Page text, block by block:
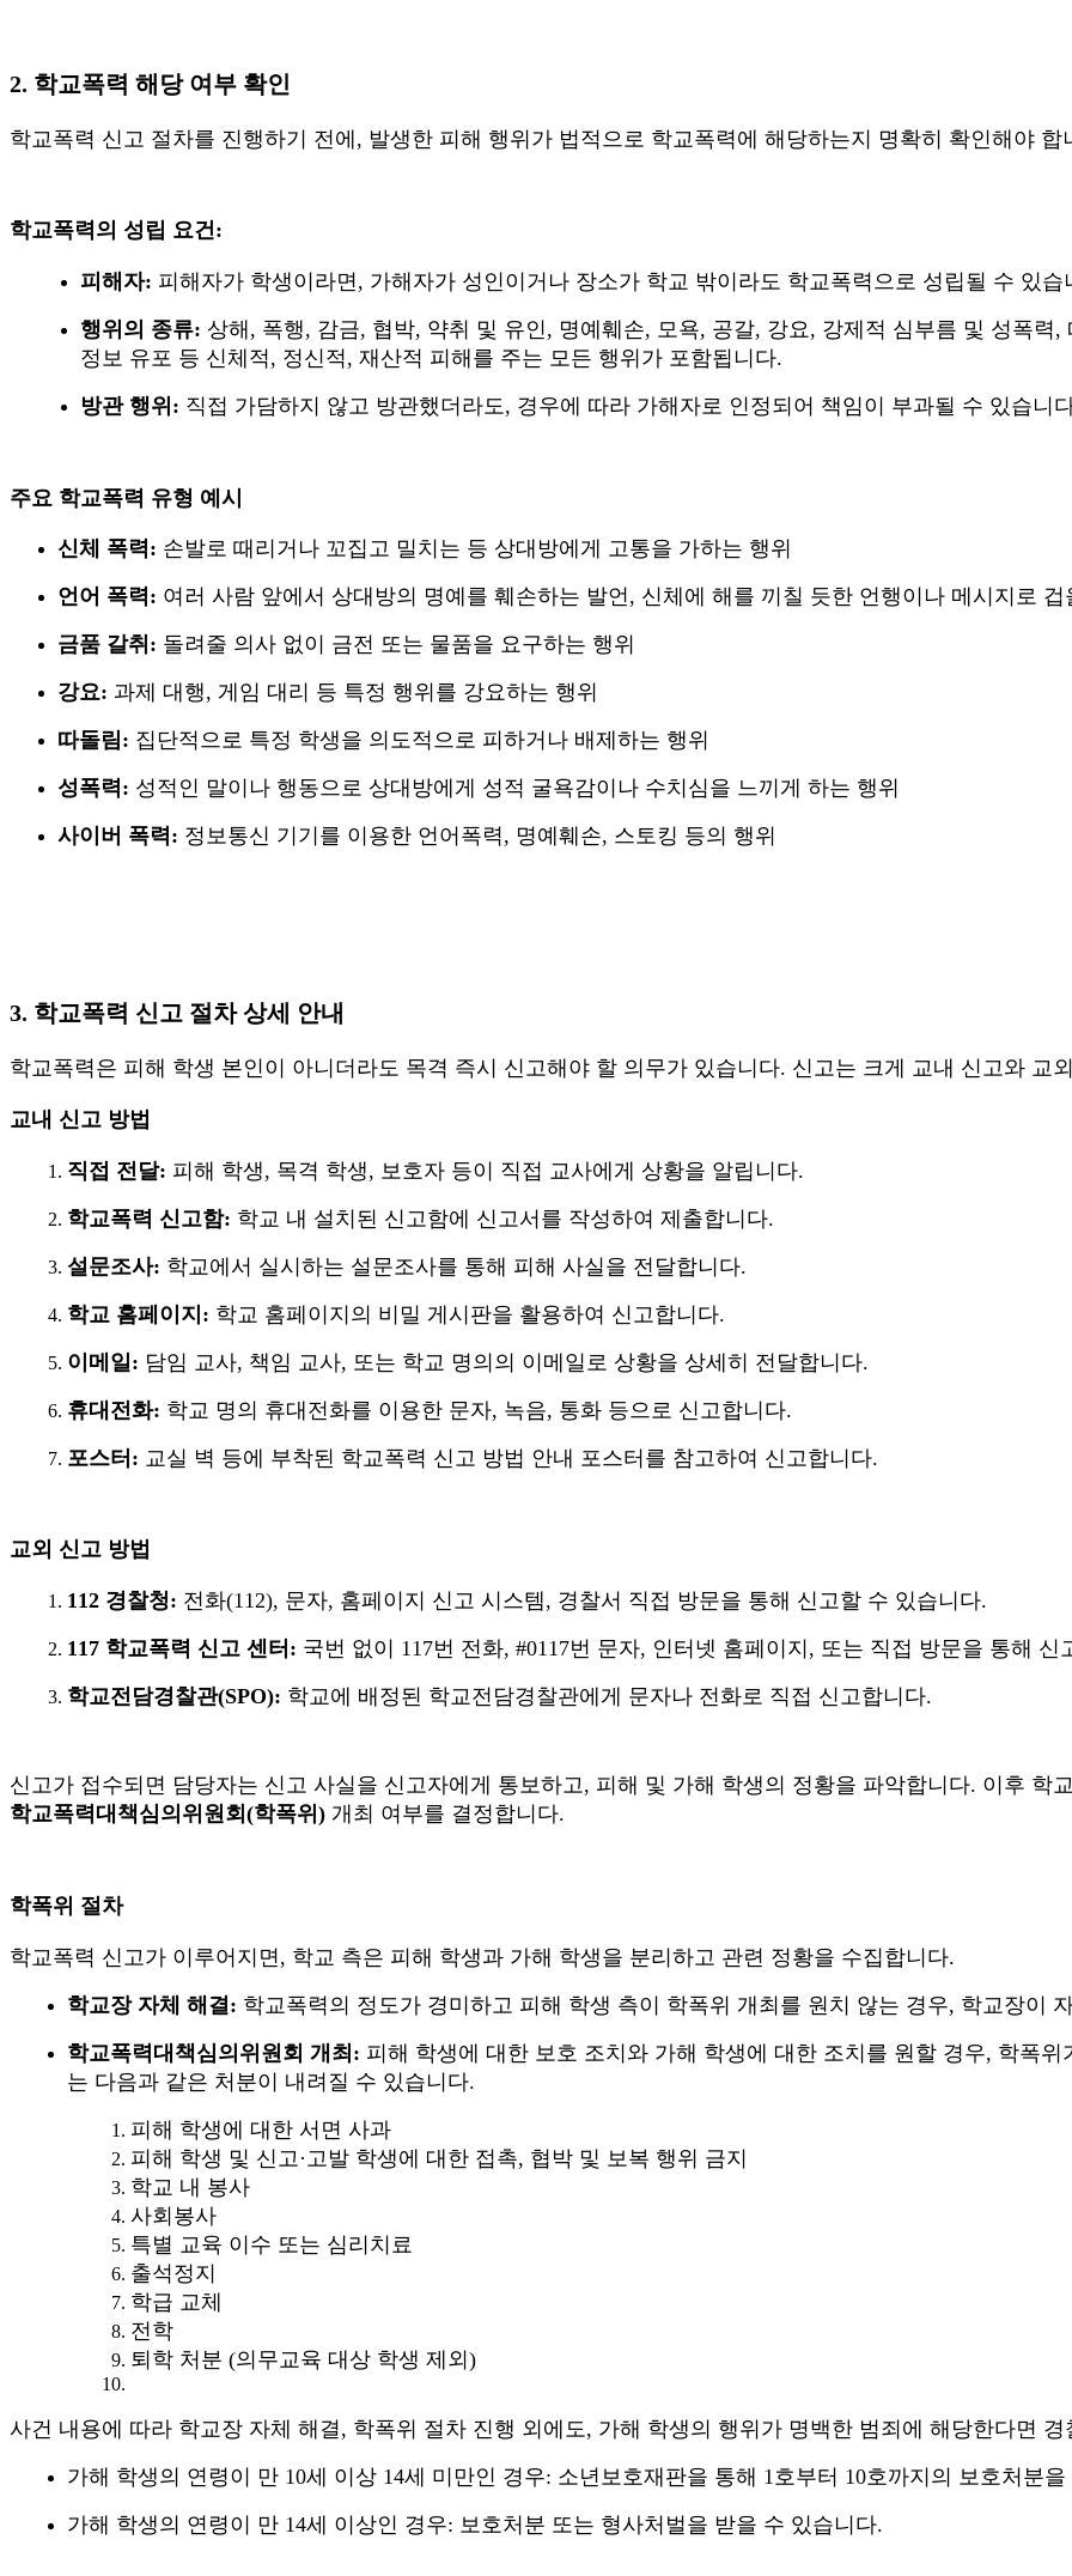
2. 학교폭력 해당 여부 확인
학교폭력 신고 절차를 진행하기 전에, 발생한 피해 행위가 법적으로 학교폭력에 해당하는지 명확히 확인해야 합
학교폭력의 성립 요건:
피해자: 피해자가 학생이라면 , 가해자가 성인이거나 장소가 학교 밖이라도 학교폭력으로 성립될 수 있습
행위의 종류: 상해, 폭행, 감금, 협박, 약취 및 유인 , 명예훼손, 모욕, 공갈, 강요 , 강제적 심부름 및 성폭력,
정보 유포 등 신체적, 정신적, 재산적 피해를 주는 모든 행위가 포함됩니다.
방관 행위 : 직접 가담하지 않고 방관했더라도 , 경우에 따라 가해자로 인정되어 책임이 부과될 수 있습니
주요 학교폭력 유형 예시
신체 폭력: 손발로 때리거나 꼬집고 밀치는 등 상대방에게 고통을 가하는 행위
언어 폭력: 여러 사람 앞에서 상대방의 명예를 훼손하는 발언, 신체에 해를 끼칠 듯한 언행이나 메시지로 겁
금품 갈취 : 돌려줄 의사 없이 금전 또는 물품을 요구하는 행위
강요: 과제 대행, 게임 대리 등 특정 행위를 강요하는 행위
따돌림: 집단적으로 특정 학생을 의도적으로 피하거나 배제하는 행위
성폭력: 성적인 말이나 행동으로 상대방에게 성적 굴욕감이나 수치심을 느끼게 하는 행위
사이버 폭력: 정보통신 기기를 이용한 언어폭력, 명예훼손, 스토킹 등의 행위
3. 학교폭력 신고 절차 상세 안내
학교폭력은 피해 학생 본인이 아니더라도 목격 즉시 신고해야 할 의무가 있습니다. 신고는 크게 교내 신고와 교
교내 신고 방법
직접 전달: 피해 학생, 목격 학생, 보호자 등이 직접 교사에게 상황을 알립니다.
학교폭력 신고함: 학교 내 설치된 신고함에 신고서를 작성하여 제출합니다.
설문조사: 학교에서 실시하는 설문조사를 통해 피해 사실을 전달합니다.
학교 홈페이지 : 학교 홈페이지의 비밀 게시판을 활용하여 신고합니다.
이메일 : 담임 교사, 책임 교사, 또는 학교 명의의 이메일로 상황을 상세히 전달합니다.
휴대전화: 학교 명의 휴대전화를 이용한 문자, 녹음, 통화 등으로 신고합니다.
포스터 : 교실 벽 등에 부착된 학교폭력 신고 방법 안내 포스터를 참고하여 신고합니다.
교외 신고 방법
112 경찰청: 전화(112), 문자, 홈페이지 신고 시스템, 경찰서 직접 방문을 통해 신고할 수 있습니다.
117 학교폭력 신고 센터 : 국번 없이 117번 전화, #0117번 문자, 인터넷 홈페이지 , 또는 직접 방문을 통해 신
학교전담경찰관(SPO): 학교에 배정된 학교전담경찰관에게 문자나 전화로 직접 신고합니다.
신고가 접수되면 담당자는 신고 사실을 신고자에게 통보하고, 피해 및 가해 학생의 정황을 파악합니다. 이후 학
학교폭력대책심의위원회 (학폭위 ) 개최 여부를 결정합니다.
학폭위 절차
학교폭력 신고가 이루어지면 , 학교 측은 피해 학생과 가해 학생을 분리하고 관련 정황을 수집합니다.
학교장 자체 해결: 학교폭력의 정도가 경미하고 피해 학생 측이 학폭위 개최를 원치 않는 경우, 학교장이
학교폭력대책심의위원회 개최 : 피해 학생에 대한 보호 조치와 가해 학생에 대한 조치를 원할 경우, 학폭위
는 다음과 같은 처분이 내려질 수 있습니다.
피해 학생에 대한 서면 사과
피해 학생 및 신고 · 고발 학생에 대한 접촉, 협박 및 보복 행위 금지
학교 내 봉사
사회봉사
특별 교육 이수 또는 심리치료
출석정지
학급 교체
전학
퇴학 처분 (의무교육 대상 학생 제외)
사건 내용에 따라 학교장 자체 해결 , 학폭위 절차 진행 외에도 , 가해 학생의 행위가 명백한 범죄에 해당한다면
가해 학생의 연령이 만 10세 이상 14세 미만인 경우: 소년보호재판을 통해 1 호부터 10호까지의 보호처분
가해 학생의 연령이 만 14세 이상인 경우: 보호처분 또는 형사처벌을 받을 수 있습니다.